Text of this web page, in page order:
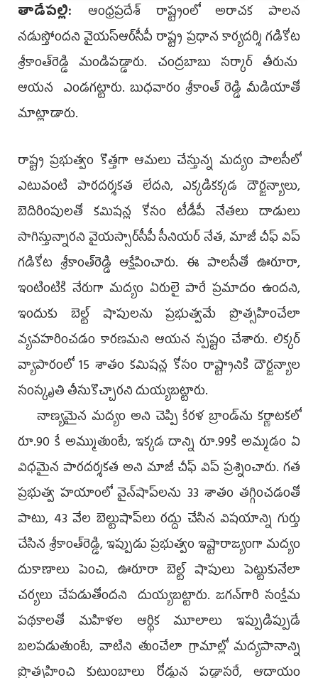
తాడేపల్లి: ఆంధ్రప్రదేశ్‌ రాష్ట్రంలో అరాచక పాలన
నడుస్తోందని వైయస్‌ఆర్‌సీపీ రాష్ట్ర ప్రధాన కార్యదర్శి గడికోట
శ్రీకాంత్‌రెడ్డి మండిపడ్డారు. చంద్రబాబు సర్కార్ తీరును
ఆయన ఎండగట్టారు. బుధవారం శ్రీకాంత్ రెడ్డి మీడియాతో
మాట్లాడారు.
రాష్ట్ర ప్రభుత్వం కొత్తగా ఆమలు చేస్తున్న మద్యం పాలసీలో
ఎటువంటి పారదర్శకత లేదని, ఎక్కడికక్కడ దౌర్జన్యాలు,
బెదిరింపులతో కమిషన్ల కోసం టీడీపీ నేతలు దాడులు
సాగిస్తున్నారని వైయస్సార్‌సీపీ సీనియర్‌ నేత, మాజీ చీఫ్‌ విప్‌
గడికోట శ్రీకాంత్‌రెడ్డి ఆక్షేపించారు. ఈ పాలసీతో ఊరూరా,
ఇంటింటికి నేరుగా మద్యం ఏరులై పారే ప్రమాదం ఉందని,
ఇందుకు బెల్ట్‌ షాపులను ప్రభుత్వమే ప్రొత్సహించేలా
వ్యవహరించడం కారణమని ఆయన స్పష్టం చేశారు. లిక్కర్‌
వ్యాపారంలో 15 శాతం కమిషన్ల కోసం రాష్ట్రానికి దౌర్జన్యాల
సంస్కృతి తీసుకొచ్చారని దుయ్యబట్టారు.
నాణ్యమైన మద్యం అని చెప్పి కేరళ బ్రాండ్‌ను కర్ణాటకలో
రూ.90 కే అమ్ముతుంటే, ఇక్కడ దాన్ని రూ.99కి అమ్మడం ఏ
విధమైన పారదర్శకత అని మాజీ చీఫ్‌ విప్‌ ప్రశ్నించారు. గత
ప్రభుత్వ హయాంలో వైన్‌షాప్‌లను 33 శాతం తగ్గించడంతో
పాటు, 43 వేల బెల్టుషాప్‌లు రద్దు చేసిన విషయాన్ని గుర్తు
చేసిన శ్రీకాంత్‌రెడ్డి, ఇప్పుడు ప్రభుత్వం ఇష్టారాజ్యంగా మద్యం
దుకాణాలు పెంచి, ఊరూరా బెల్ట్‌ షాపులు పెట్టుకునేలా
చర్యలు చేపడుతోందని దుయ్యబట్టారు. జగన్‌గారి సంక్షేమ
పథకాలతో మహిళల ఆర్థిక మూలాలు ఇప్పుడిప్పుడే
బలపడుతుంటే, వాటిని తుంచేలా గ్రామాల్లో మద్యపానాన్ని